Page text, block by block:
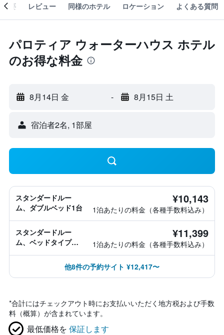
概要 レビュー 同様のホテル ロケーション よくある質問
パロティア ウォーターハウス ホテル
のお得な料金
8月14日 金 - 8月15日 土
宿泊者2名, 1​部屋
スタンダードルー
ム、ダブルベッド1台
¥10,143
1泊あたりの料金（各種手数料込み）
スタンダードルー
ム、ベッドタイプ情
¥11,399
1泊あたりの料金（各種手数料込み）
他8件の予約サイト ¥12,417〜
*合計にはチェックアウト時にお支払いいただく地方税および手数
料（概算）が含まれています。
最低価格を 保証します